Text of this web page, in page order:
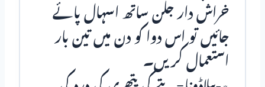
خراش دار جلن ساتھ اسہال پائے
جائیں تو اس دوا کو دن میں تین بار
استعمال کریں۔